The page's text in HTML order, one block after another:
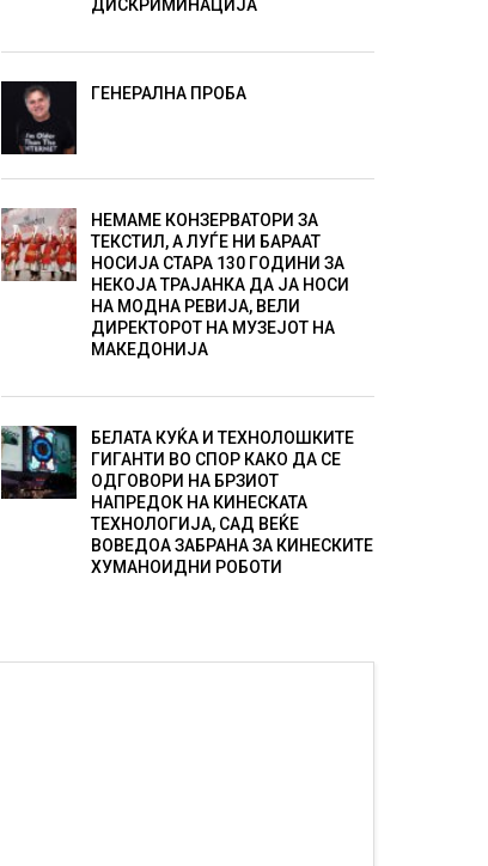
ДИСКРИМИНАЦИЈА
ГЕНЕРАЛНА ПРОБА
НЕМАМЕ КОНЗЕРВАТОРИ ЗА
ТЕКСТИЛ, А ЛУЃЕ НИ БАРААТ
НОСИЈА СТАРА 130 ГОДИНИ ЗА
НЕКОЈА ТРАЈАНКА ДА ЈА НОСИ
НА МОДНА РЕВИЈА, ВЕЛИ
ДИРЕКТОРОТ НА МУЗЕЈОТ НА
МАКЕДОНИЈА
БЕЛАТА КУЌА И ТЕХНОЛОШКИТЕ
ГИГАНТИ ВО СПОР КАКО ДА СЕ
ОДГОВОРИ НА БРЗИОТ
НАПРЕДОК НА КИНЕСКАТА
ТЕХНОЛОГИЈА, САД ВЕЌЕ
ВОВЕДОА ЗАБРАНА ЗА КИНЕСКИТЕ
ХУМАНОИДНИ РОБОТИ